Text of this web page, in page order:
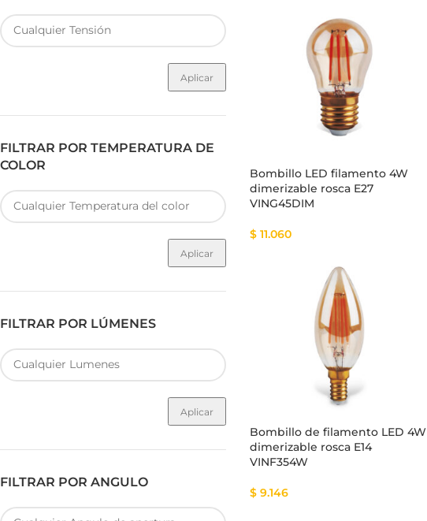
Aplicar
FILTRAR POR TEMPERATURA DE
COLOR
Aplicar
FILTRAR POR LÚMENES
Aplicar
FILTRAR POR ANGULO
Bombillo LED filamento 4W
dimerizable rosca E27
VING45DIM
$ 11.060
Bombillo de filamento LED 4W
dimerizable rosca E14
VINF354W
$ 9.146